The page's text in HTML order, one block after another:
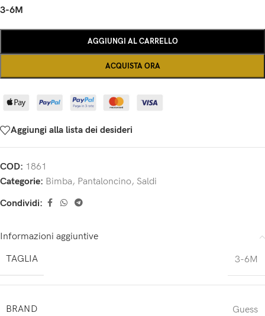
3-6M
AGGIUNGI AL CARRELLO
ACQUISTA ORA
Aggiungi alla lista dei desideri
COD: 1861
Categorie: Bimba, Pantaloncino, Saldi
Condividi:
Informazioni aggiuntive
TAGLIA
3-6M
BRAND Guess